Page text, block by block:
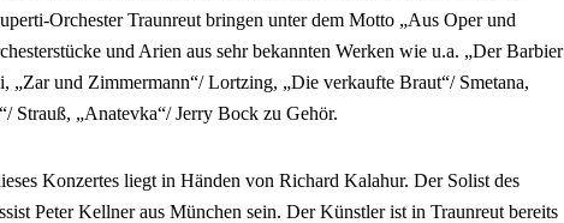
Orchester Traunreut bringen unter dem Motto „Aus Oper und
und Arien aus sehr bekannten Werken wie u.a. „Der Barbier
„Zar und Zimmermann“/ Lortzing, „Die verkaufte Braut“/ Smetana,
Strauß, „Anatevka“/ Jerry Bock zu Gehör.
Konzertes liegt in Händen von Richard Kalahur. Der Solist des
Peter Kellner aus München sein. Der Künstler ist in Traunreut bereits